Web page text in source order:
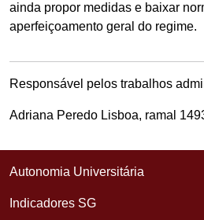
ainda propor medidas e baixar
aperfeiçoamento geral do regime.
Responsável pelos trabalhos
Adriana Peredo Lisboa, ramal
Autonomia Universitária
Indicadores SG